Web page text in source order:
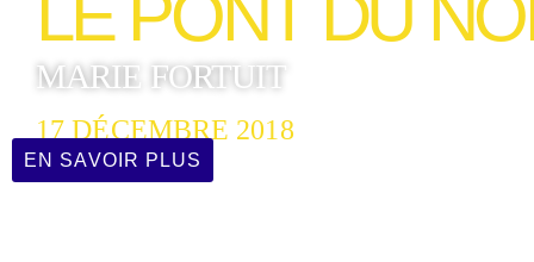
LE PONT DU
MARIE FORTUIT
17 DÉCEMBRE 2018
EN SAVOIR PLUS